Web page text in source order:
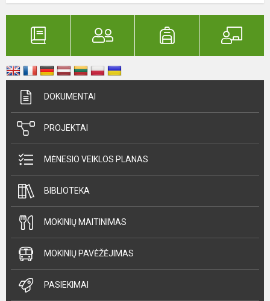
DOKUMENTAI
PROJEKTAI
MĖNESIO VEIKLOS PLANAS
BIBLIOTEKA
MOKINIŲ MAITINIMAS
MOKINIŲ PAVĖŽĖJIMAS
PASIEKIMAI